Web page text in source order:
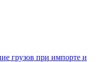
грузов при импорте и